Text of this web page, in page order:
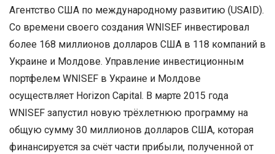
Агентство США по международному развитию (USAID).
Со времени своего создания WNISEF инвестировал
более 168 миллионов долларов США в 118 компаний в
Украине и Молдове. Управление инвестиционным
портфелем WNISEF в Украине и Молдове
осуществляет Horizon Capital. В марте 2015 года
WNISEF запустил новую трёхлетнюю программу на
общую сумму 30 миллионов долларов США, которая
финансируется за счёт части прибыли, полученной от